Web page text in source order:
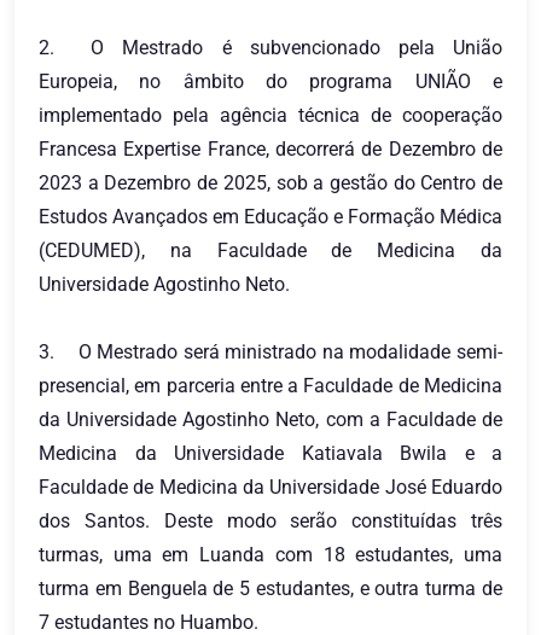
2.
O Mestrado é subvencionado pela União
Europeia, no âmbito do programa UNIÃO e
implementado pela agência técnica de cooperação
Francesa Expertise France, decorrerá de Dezembro de
2023 a Dezembro de 2025, sob a gestão do Centro de
Estudos Avançados em Educação e Formação Médica
(CEDUMED), na Faculdade de Medicina da
Universidade Agostinho Neto.
3.
O Mestrado será ministrado na modalidade semi-
presencial, em parceria entre a Faculdade de Medicina
da Universidade Agostinho Neto, com a Faculdade de
Medicina da Universidade Katiavala Bwila e a
Faculdade de Medicina da Universidade José Eduardo
dos Santos. Deste modo serão constituídas três
turmas, uma em Luanda com 18 estudantes, uma
turma em Benguela de 5 estudantes, e outra turma de
7 estudantes no Huambo.